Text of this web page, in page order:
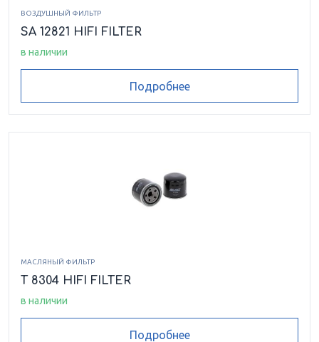
ВОЗДУШНЫЙ ФИЛЬТР
SA 12821 HIFI FILTER
в наличии
Подробнее
МАСЛЯНЫЙ ФИЛЬТР
T 8304 HIFI FILTER
в наличии
Подробнее